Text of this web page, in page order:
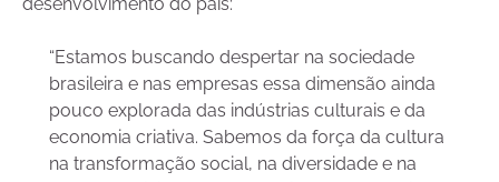
desenvolvimento do país:
“Estamos buscando despertar na sociedade
brasileira e nas empresas essa dimensão ainda
pouco explorada das indústrias culturais e da
economia criativa. Sabemos da força da cultura
na transformação social, na diversidade e na